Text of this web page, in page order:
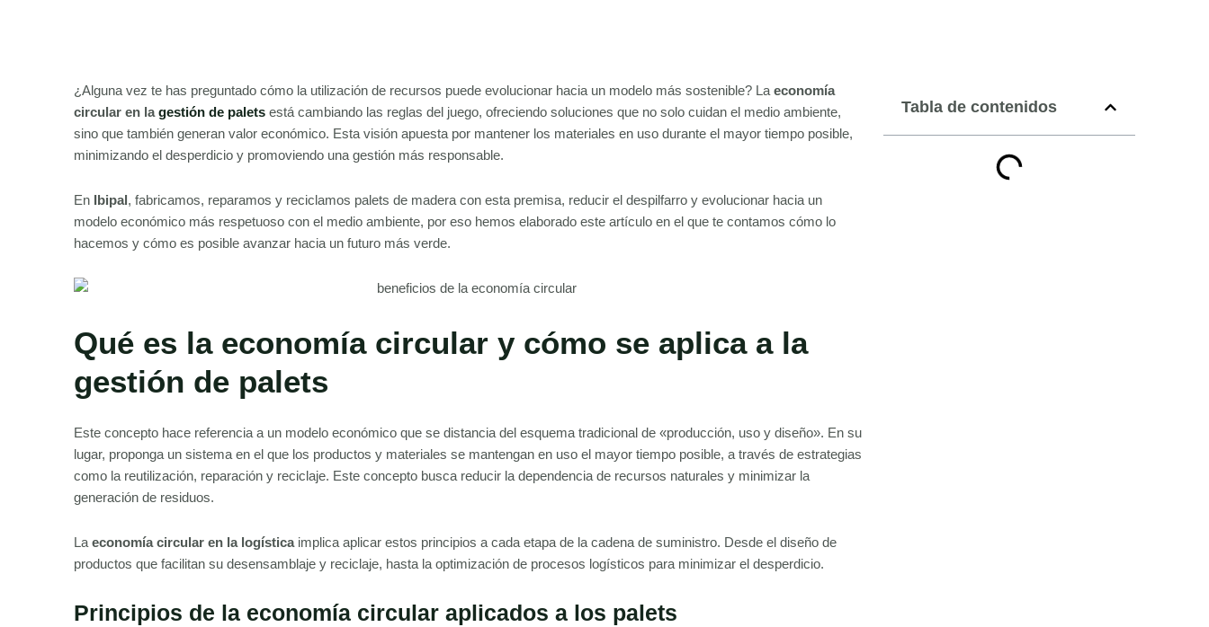
¿Alguna vez te has preguntado cómo la utilización de recursos puede evolucionar hacia un modelo más sostenible? La economía
circular en lagestión de palets está cambiando las reglas del juego, ofreciendo soluciones que no solo cuidan el medio ambiente,
sino que también generan valor económico. Esta visión apuesta por mantener los materiales en uso durante el mayor tiempo posible,
minimizando el desperdicio y promoviendo una gestión más responsable.
En Ibipal, fabricamos, reparamos y reciclamos palets de madera con esta premisa, reducir el despilfarro y evolucionar hacia un
modelo económico más respetuoso con el medio ambiente, por eso hemos elaborado este artículo en el que te contamos cómo lo
hacemos y cómo es posible avanzar hacia un futuro más verde.
Qué es la economía circular y cómo se aplica a la
gestión de palets
Este concepto hace referencia a un modelo económico que se distancia del esquema tradicional de «producción, uso y diseño». En su
lugar, proponga un sistema en el que los productos y materiales se mantengan en uso el mayor tiempo posible, a través de estrategias
como la reutilización, reparación y reciclaje. Este concepto busca reducir la dependencia de recursos naturales y minimizar la
generación de residuos.
La economía circular en la logística implica aplicar estos principios a cada etapa de la cadena de suministro. Desde el diseño de
productos que facilitan su desensamblaje y reciclaje, hasta la optimización de procesos logísticos para minimizar el desperdicio.
Principios de la economía circular aplicados a los palets
Tabla de contenidos